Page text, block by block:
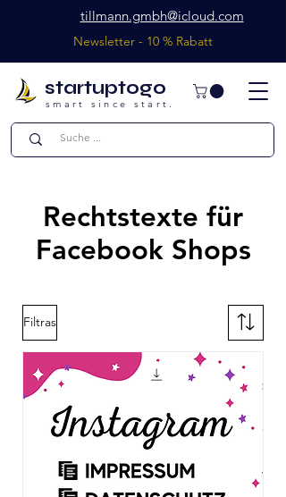
startuptogo
smart since start.
tillmann.gmbh@icloud.com
Newsletter - 10 % Rabatt
Rechtstexte für
Facebook Shops
Filtras